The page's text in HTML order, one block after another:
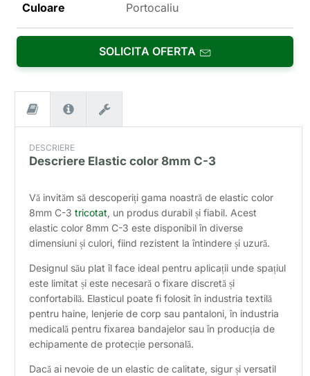
Culoare Portocaliu
SOLICITA OFERTA
DESCRIERE
Descriere Elastic color 8mm C-3
Vă invităm să descoperiți gama noastră de elastic color
8mm C-3tricotat, un produs durabil și fiabil. Acest
elastic color 8mm C-3 este disponibil în diverse
dimensiuni și culori, fiind rezistent la întindere și uzură.
Designul său plat îl face ideal pentru aplicații unde spațiul
este limitat și este necesară o fixare discretă și
confortabilă. Elasticul poate fi folosit în industria textilă
pentru haine, lenjerie de corp sau pantaloni, în industria
medicală pentru fixarea bandajelor sau în producția de
echipamente de protecție personală.
Dacă ai nevoie de un elastic de calitate, sigur și versatil